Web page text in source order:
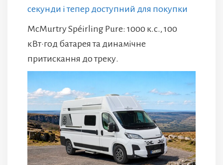
секунди і тепер доступний для покупки
McMurtry Spéirling Pure: 1000 к.с., 100
кВт·год батарея та динамічне
притискання до треку.